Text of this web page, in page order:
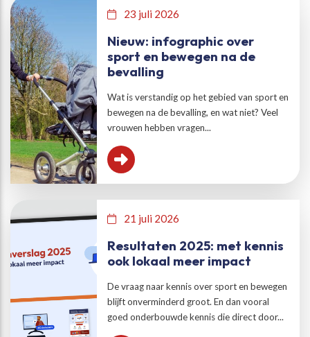
23 juli 2026
Nieuw: infographic over
sport en bewegen na de
bevalling
Wat is verstandig op het gebied van sport en
bewegen na de bevalling, en wat niet? Veel
vrouwen hebben vragen...
21 juli 2026
Resultaten 2025: met kennis
ook lokaal meer impact
De vraag naar kennis over sport en bewegen
blijft onverminderd groot. En dan vooral
goed onderbouwde kennis die direct door...